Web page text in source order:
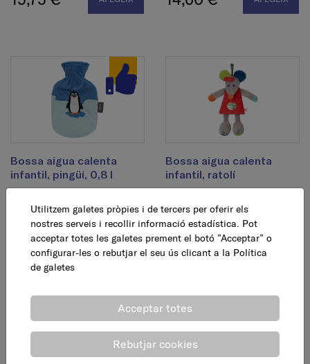
Bossa aigua calenta
infantil, pingüí, 0,8 l
12,95 € AFEGEIX
Bossa aigua calenta
infantil, ratolí
15,75 €
Utilitzem galetes pròpies i de tercers per oferir els
nostres serveis i recollir informació estadística. Pot
acceptar totes les galetes prement el botó ”Acceptar” o
configurar-les o rebutjar el seu ús clicant a la Política
de galetes
Acceptar totes
Rebutjar cookies